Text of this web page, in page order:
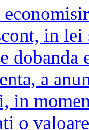
in lei
dobanda
a
in
o